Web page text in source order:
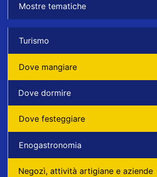
Mostre tematiche
Turismo
Dove mangiare
Dove dormire
Dove festeggiare
Enogastronomia
Negozì, attività artigiane e aziende